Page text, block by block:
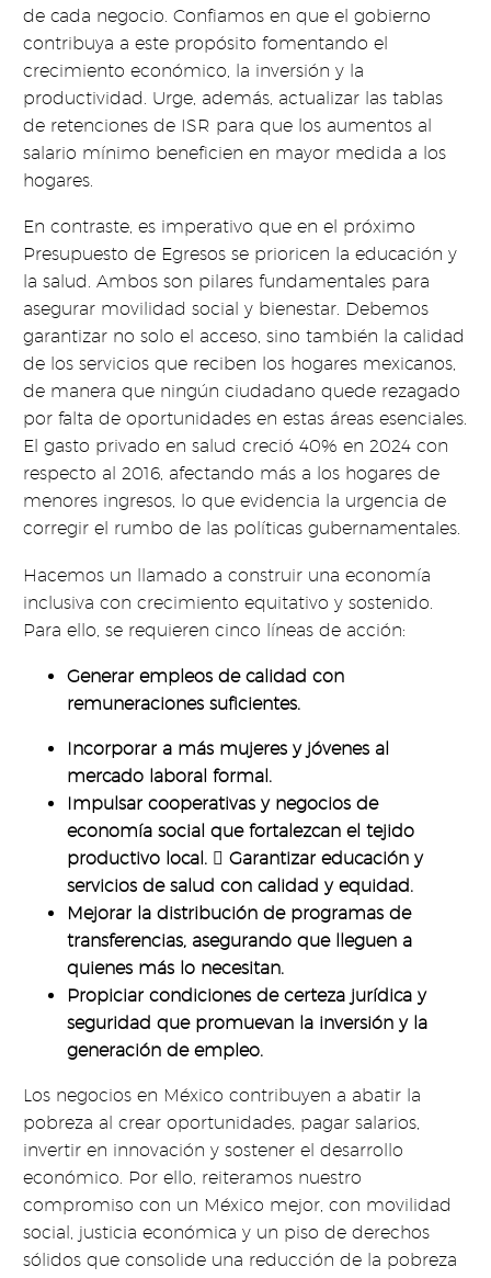
de cada negocio. Confiamos en que el gobierno
contribuya a este propósito fomentando el
crecimiento económico, la inversión y la
productividad. Urge, además, actualizar las tablas
de retenciones de ISR para que los aumentos al
salario mínimo beneficien en mayor medida a los
hogares.
En contraste, es imperativo que en el próximo
Presupuesto de Egresos se prioricen la educación y
la salud. Ambos son pilares fundamentales para
asegurar movilidad social y bienestar. Debemos
garantizar no solo el acceso, sino también la calidad
de los servicios que reciben los hogares mexicanos,
de manera que ningún ciudadano quede rezagado
por falta de oportunidades en estas áreas esenciales.
El gasto privado en salud creció 40% en 2024 con
respecto al 2016, afectando más a los hogares de
menores ingresos, lo que evidencia la urgencia de
corregir el rumbo de las políticas gubernamentales.
Hacemos un llamado a construir una economía
inclusiva con crecimiento equitativo y sostenido.
Para ello, se requieren cinco líneas de acción:
Generar empleos de calidad con
remuneraciones suficientes.
Incorporar a más mujeres y jóvenes al
mercado laboral formal.
Impulsar cooperativas y negocios de
economía social que fortalezcan el tejido
productivo local.  Garantizar educación y
servicios de salud con calidad y equidad.
Mejorar la distribución de programas de
transferencias, asegurando que lleguen a
quienes más lo necesitan.
Propiciar condiciones de certeza jurídica y
seguridad que promuevan la inversión y la
generación de empleo.
Los negocios en México contribuyen a abatir la
pobreza al crear oportunidades, pagar salarios,
invertir en innovación y sostener el desarrollo
económico. Por ello, reiteramos nuestro
compromiso con un México mejor, con movilidad
social, justicia económica y un piso de derechos
sólidos que consolide una reducción de la pobreza